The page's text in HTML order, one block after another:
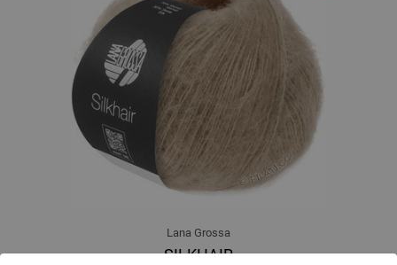
Lana Grossa
SILKHAIR